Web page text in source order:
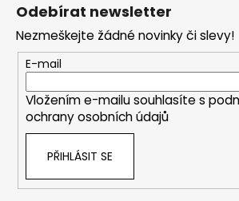
Odebírat newsletter
Nezmeškejte žádné novinky či slevy!
E-mail
Vložením e-mailu souhlasíte s
ochrany osobních údajů
PŘIHLÁSIT SE